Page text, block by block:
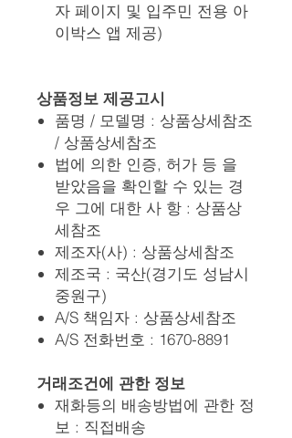
자 페이지 및 입주민 전용 아
이박스 앱 제공)
상품정보 제공고시
품명 / 모델명 : 상품상세참조
/ 상품상세참조
법에 의한 인증, 허가 등 을
받았음을 확인할 수 있는 경
우 그에 대한 사 항 : 상품상
세참조
제조자(사) : 상품상세참조
제조국 : 국산(경기도 성남시
중원구)
A/S 책임자 : 상품상세참조
A/S 전화번호 : 1670-8891
거래조건에 관한 정보
재화등의 배송방법에 관한 정
보 : 직접배송